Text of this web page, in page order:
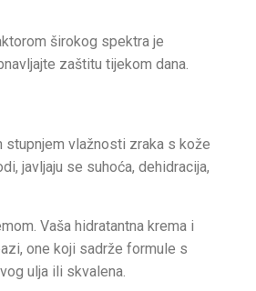
širokog spektra je
zaštitu tijekom dana.
stupnjem vlažnosti zraka s kože
javljaju se suhoća, dehidracija,
Vaša hidratantna krema i
one koji sadrže formule s
ulja ili skvalena.